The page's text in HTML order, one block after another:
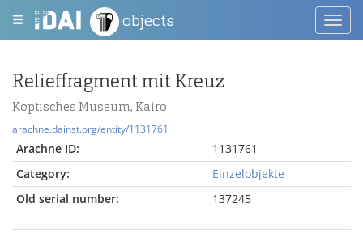
objects
Relieffragment mit Kreuz
Koptisches Museum, Kairo
arachne.dainst.org/entity/1131761
Arachne ID:
1131761
Category:
Einzelobjekte
Old serial number:
137245